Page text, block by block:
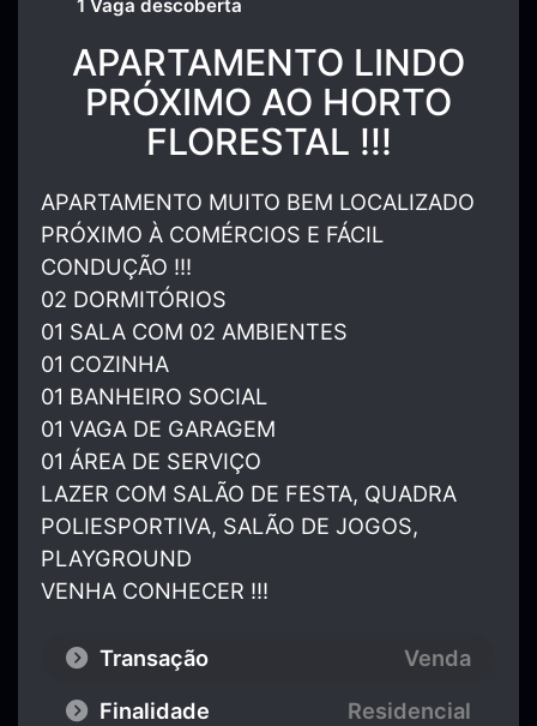
1 Vaga descoberta
APARTAMENTO LINDO
PRÓXIMO AO HORTO
FLORESTAL !!!
APARTAMENTO MUITO BEM LOCALIZADO
PRÓXIMO À COMÉRCIOS E FÁCIL
CONDUÇÃO !!!
02 DORMITÓRIOS
01 SALA COM 02 AMBIENTES
01 COZINHA
01 BANHEIRO SOCIAL
01 VAGA DE GARAGEM
01 ÁREA DE SERVIÇO
LAZER COM SALÃO DE FESTA, QUADRA
POLIESPORTIVA, SALÃO DE JOGOS,
PLAYGROUND
VENHA CONHECER !!!
Transação
Venda
Finalidade
Residencial